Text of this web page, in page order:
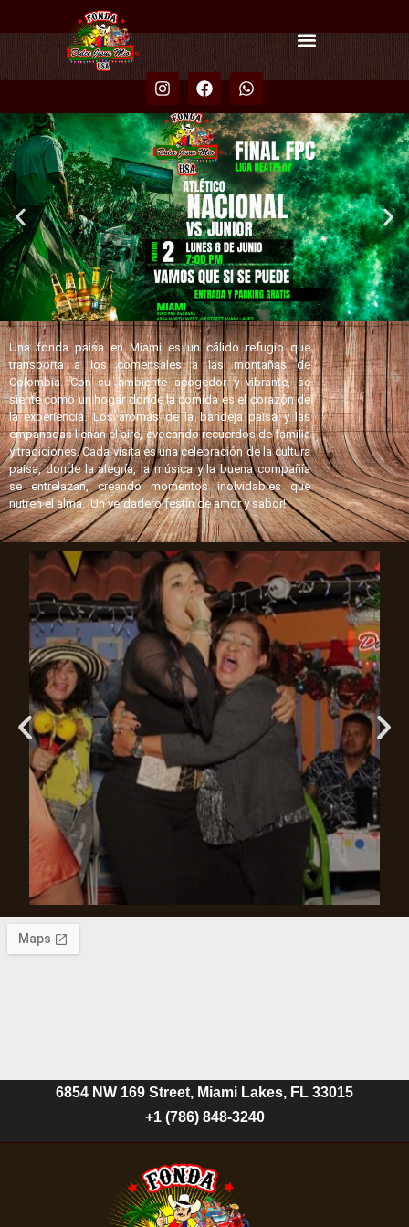
Una fonda paisa en Miami es un cálido refugio que
transporta a los comensales a las montañas de
Colombia. Con su ambiente acogedor y vibrante, se
siente como un hogar donde la comida es el corazón de
la experiencia. Los aromas de la bandeja paisa y las
empanadas llenan el aire, evocando recuerdos de familia
y tradiciones. Cada visita es una celebración de la cultura
paisa, donde la alegría, la música y la buena compañía
se entrelazan, creando momentos inolvidables que
nutren el alma. ¡Un verdadero festín de amor y sabor!
6854 NW 169 Street, Miami Lakes, FL 33015
+1 (786) 848-3240